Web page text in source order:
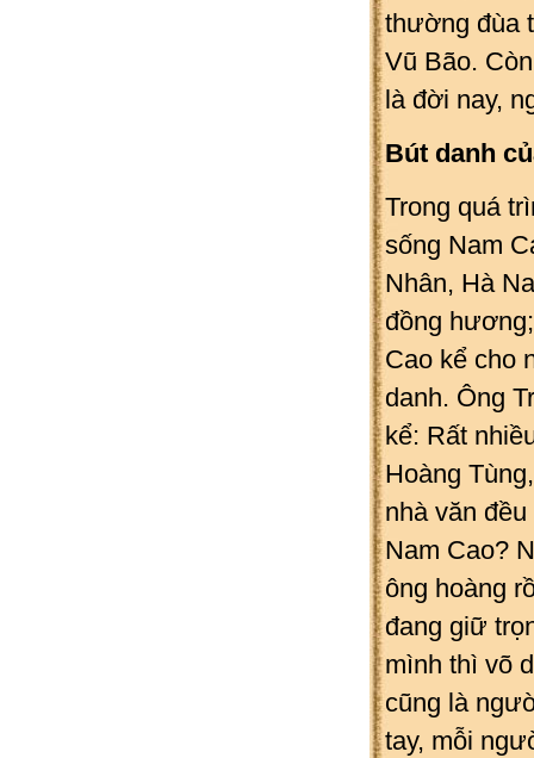
thường đùa
Vũ Bão.
là đời nay,
Bút danh
Trong quá
sống Nam
Nhân, Hà
đồng
Cao kể cho
danh. Ông
kể: Rất
Hoàng
nhà văn
Nam Cao?
ông hoàng
đang giữ
mình thì võ
cũng là
tay, mỗi